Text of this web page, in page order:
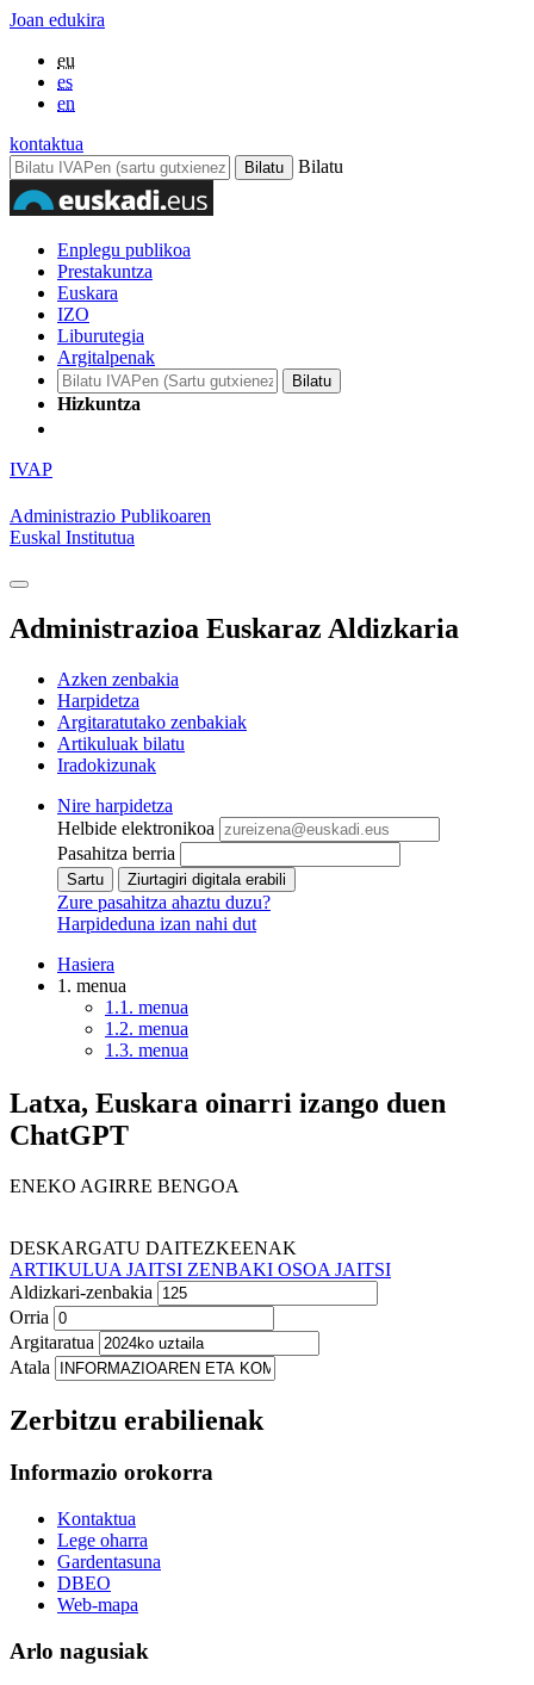
Joan edukira
eu
es
en
kontaktua
Bilatu
Enplegu publikoa
Prestakuntza
Euskara
IZO
Liburutegia
Argitalpenak
Hizkuntza
IVAP
Administrazio Publikoaren
Euskal Institutua
Administrazioa Euskaraz Aldizkaria
Azken zenbakia
Harpidetza
Argitaratutako zenbakiak
Artikuluak bilatu
Iradokizunak
Nire harpidetza
Helbide elektronikoa
Pasahitza berria
Sartu Ziurtagiri digitala erabili
Zure pasahitza ahaztu duzu?
Harpideduna izan nahi dut
Hasiera
1. menua
1.1. menua
1.2. menua
1.3. menua
Latxa, Euskara oinarri izango duen
ChatGPT
ENEKO AGIRRE BENGOA
DESKARGATU DAITEZKEENAK
ARTIKULUA JAITSI ZENBAKI OSOA JAITSI
Aldizkari-zenbakia
Orria
Argitaratua
Atala
Zerbitzu erabilienak
Informazio orokorra
Kontaktua
Lege oharra
Gardentasuna
DBEO
Web-mapa
Arlo nagusiak